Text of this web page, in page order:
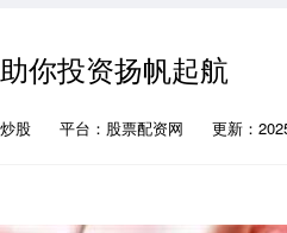
你投资扬帆起航
股 平台：股票配资网 更新：